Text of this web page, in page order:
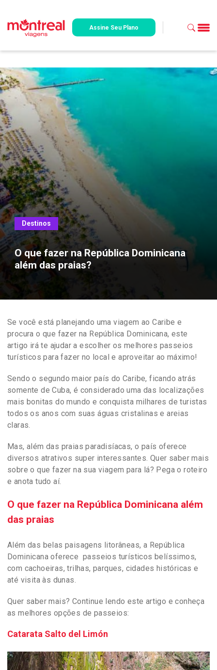
Assine Seu Plano
Destinos
O que fazer na República Dominicana
além das praias?
Se você está planejando uma viagem ao Caribe e
procura o que fazer na República Dominicana, este
artigo irá te ajudar a escolher os melhores passeios
turísticos para fazer no local e aproveitar ao máximo!
Sendo o segundo maior país do Caribe, ficando atrás
somente de Cuba, é considerado uma das localizações
mais bonitas do mundo e conquista milhares de turistas
todos os anos com suas águas cristalinas e areias
claras.
Mas, além das praias paradisíacas, o país oferece
diversos atrativos super interessantes. Quer saber mais
sobre o que fazer na sua viagem para lá? Pega o roteiro
e anota tudo aí.
O que fazer na República Dominicana além
das praias
Além das belas paisagens litorâneas, a República
Dominicana oferece passeios turísticos belíssimos,
com cachoeiras, trilhas, parques, cidades históricas e
até visita às dunas.
Quer saber mais? Continue lendo este artigo e conheça
as melhores opções de passeios:
Catarata Salto del Limón